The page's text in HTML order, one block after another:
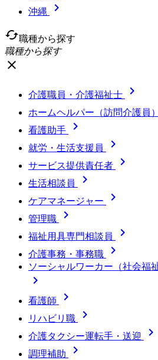
沖縄

cached職種から探す
職種から探す
close
介護職員・介護福祉士 
ホームヘルパー（訪問介護員）
看護助手 
就労・生活支援員 
サービス提供責任者 
生活相談員 
ケアマネージャー 
管理職 
福祉用具専門相談員 
介護事務・事務職 
ソーシャルワーカー（社会福

看護師 
リハビリ職 
介護タクシー運転手・送迎 
調理補助 